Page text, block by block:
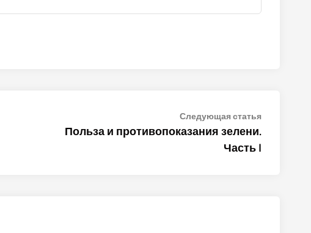
Следующая статьяСледующая
Польза и противопоказания зелени.
Часть I